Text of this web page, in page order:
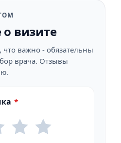
о визите
что важно - обязательны
врача. Отзывы
*